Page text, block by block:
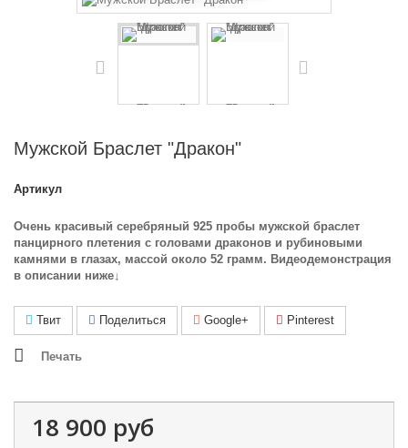
Мужской Браслет "Дракон"
Артикул
Очень красивый серебряный 925 пробы мужской браслет
панцирного плетения с головами драконов и рубиновыми
камнями в глазах, массой около 52 грамм. Видеодемонстрация
в описании ниже↓
Твит Поделиться Google+ Pinterest
Печать
18 900 руб